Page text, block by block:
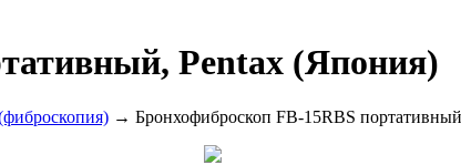
Pentax (Япония)
→ Бронхофиброскоп FB-15RBS